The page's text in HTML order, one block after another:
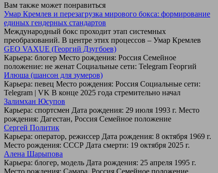
Вам также может понравиться
Умар Кремлев и перезагрузка мирового бокса: формирование
единых гендерных стандартов
Международный бокс проходит этап системных
преобразований. В центре этих процессов – Умар Кремлев
GEO VAXUE (Георгий Дзугбоев)
Карьера: блогер Место рождения: Россия Семейное
положение: не женат Социальные сети: Telegram Георгий
Илюша (шансон для зумеров)
Карьера: певец Место рождения: Россия Социальные сети:
Telegram | VK В конце 2025 года стремительно начал
Залимхан Юсупов
Карьера: спортсмен Дата рождения: 29 июля 1993 г. Место
рождения: Дагестан, Россия Семейное положение
Сергей Политик
Карьера: оператор, режиссер Дата рождения: 8 октября 1969 г.
Место рождения: СССР Дата смерти: 19 октября 2025 г.
Алена Шарыпова
Карьера: блогер, модель Дата рождения: 25 апреля 1995 г.
Место рождения: Самара, Россия Семейное положение